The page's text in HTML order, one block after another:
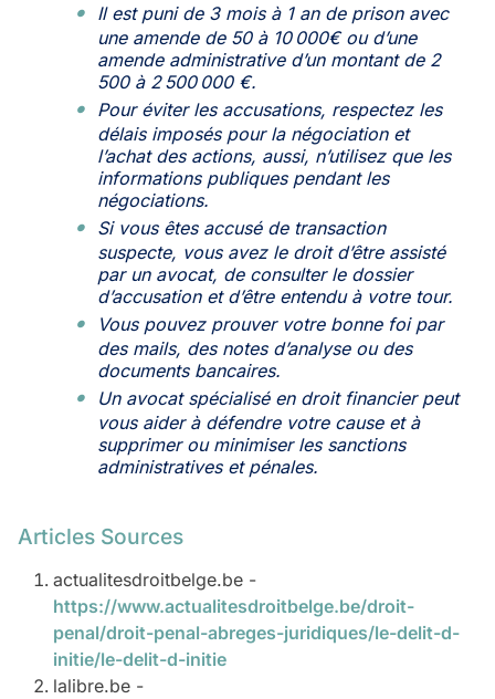
Il est puni de 3 mois à 1 an de prison avec
une amende de 50 à 10 000€ ou d’une
amende administrative d’un montant de 2
500 à 2 500 000 €.
Pour éviter les accusations, respectez les
délais imposés pour la négociation et
l’achat des actions, aussi, n’utilisez que les
informations publiques pendant les
négociations.
Si vous êtes accusé de transaction
suspecte, vous avez le droit d’être assisté
par un avocat, de consulter le dossier
d’accusation et d’être entendu à votre tour.
Vous pouvez prouver votre bonne foi par
des mails, des notes d’analyse ou des
documents bancaires.
Un avocat spécialisé en droit financier peut
vous aider à défendre votre cause et à
supprimer ou minimiser les sanctions
administratives et pénales.
Articles Sources
actualitesdroitbelge.be -
https://www.actualitesdroitbelge.be/droit-
penal/droit-penal-abreges-juridiques/le-delit-d-
initie/le-delit-d-initie
lalibre.be -